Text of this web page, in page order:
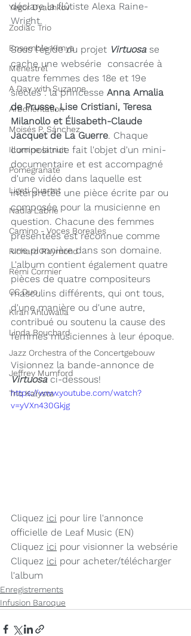
Yegor Dyachkov
Zodiac Trio
Ensemble Kimya
Ménestrel
A Day with Suzanne
Arborientation
Moisés P. Sánchez
Illumine la nuit
Pomegranate
Ligeti Quartet
Nadia Labrie
Camino - Voces Boreales
Richard Raymond
Rémi Cormier
CC Duo
Kiran Ahluwalia
Linda Bouchard
Jazz Orchestra of the Concertgebouw
Jeffrey Mumford
Trio Kalysta
déclare la flûtiste Alexa Raine-
Wright.
Sous l'égide du projet Virtuosa se
cache une websérie  consacrée à
quatre femmes des 18e et 19e
siècles : la princesse Anna Amalia
de Prusse, Lise Cristiani, Teresa
Milanollo et Élisabeth-Claude
Jacquet de La Guerre. Chaque
compositrice fait l'objet d'un mini-
documentaire et est accompagné
d'une vidéo dans laquelle est
interprétée une pièce écrite par ou
composée pour la musicienne en
question. Chacune des femmes
présentées est reconnue comme
une pionnière dans son domaine.
L'album contient également quatre
pièces de quatre compositeurs
masculins différents, qui ont tous,
d'une manière ou d'une autre,
contribué ou soutenu la cause des
femmes musiciennes à leur époque.
Visionnez la bande-annonce de
Virtuosa ci-dessous!
https://www.youtube.com/watch?
v=yVXn430Gkjg
Cliquez ici pour lire l'annonce
officielle de Leaf Music (EN)
Cliquez ici pour visionner la websérie
Cliquez ici pour acheter/télécharger
l'album
Enregistrements
Infusion Baroque